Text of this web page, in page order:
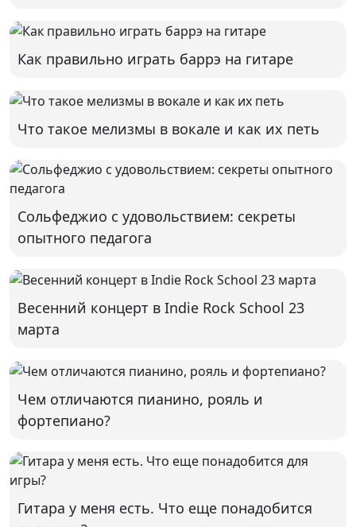
Как правильно играть баррэ на гитаре
Что такое мелизмы в вокале и как их петь
Сольфеджио с удовольствием: секреты
опытного педагога
Весенний концерт в Indie Rock School 23
марта
Чем отличаются пианино, рояль и
фортепиано?
Гитара у меня есть. Что еще понадобится